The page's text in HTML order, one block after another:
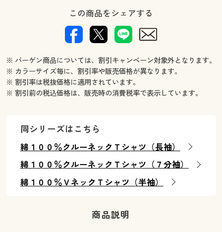
この商品をシェアする
※ バーゲン商品については、割引キャンペーン対象外となります。
※ カラーサイズ毎に、割引率や販売価格が異なります。
※ 割引率は税抜価格に適用されています。
※ 割引前の税込価格は、販売時の消費税率で表示しています。
同シリーズはこちら
綿１００％クルーネックＴシャツ（長袖）
綿１００％クルーネックＴシャツ（７分袖）
綿１００％ＶネックＴシャツ（半袖）
商品説明